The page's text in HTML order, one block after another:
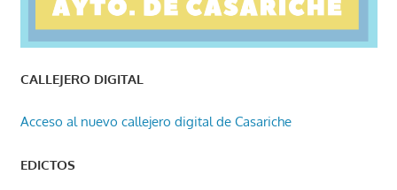
CALLEJERO DIGITAL
Acceso al nuevo callejero digital de Casariche
EDICTOS